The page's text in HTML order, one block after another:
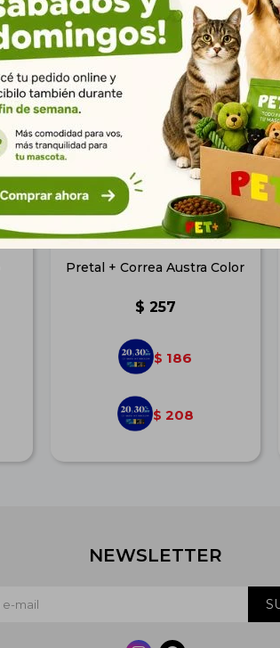
Pretal + Correa Austra Color
$ 257
$ 186
$ 208
NEWSLETTER